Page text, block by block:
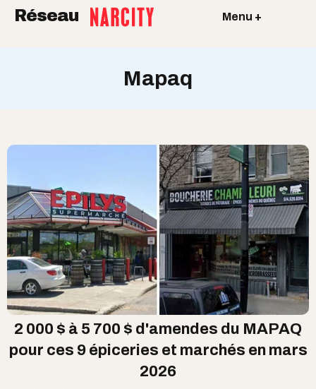
Réseau Menu +
Mapaq
2 000 $ à 5 700 $ d'amendes du MAPAQ
pour ces 9 épiceries et marchés en mars
2026